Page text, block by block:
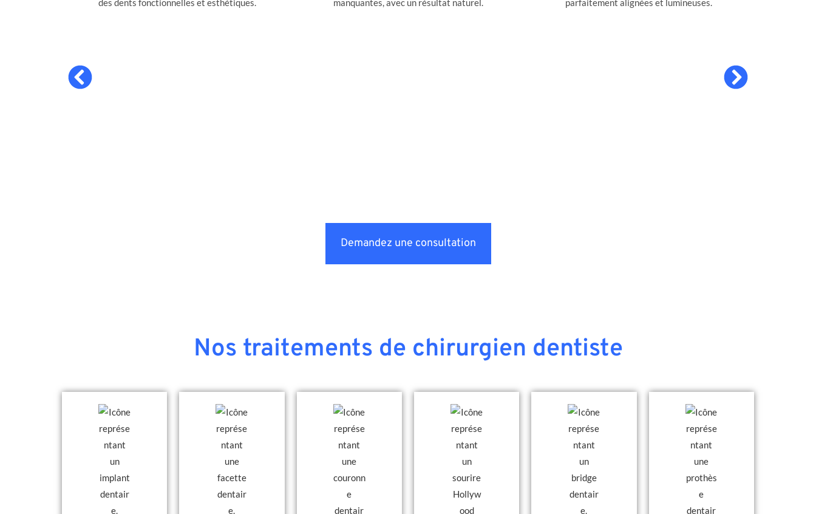
Demandez une consultation
Nos traitements de chirurgien dentiste